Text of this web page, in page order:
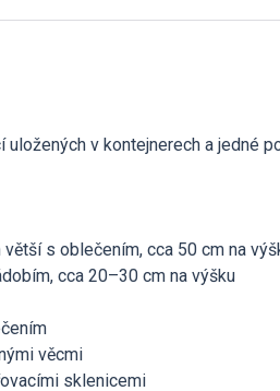
uložených v kontejnerech a jedné
s oblečením, cca 50 cm na
cca 20–30 cm na výšku
věcmi
sklenicemi